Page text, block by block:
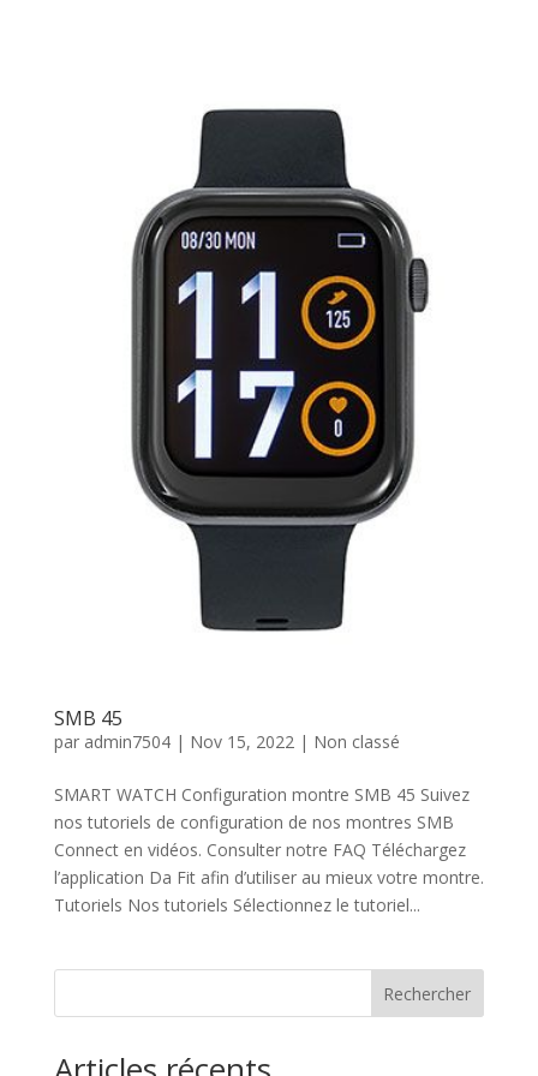
SMB 45
par admin7504| Nov 15, 2022 | Non classé
SMART WATCH Configuration montre SMB 45 Suivez
nos tutoriels de configuration de nos montres SMB
Connect en vidéos. Consulter notre FAQ Téléchargez
l’application Da Fit afin d’utiliser au mieux votre montre.
Tutoriels Nos tutoriels Sélectionnez le tutoriel...
Rechercher